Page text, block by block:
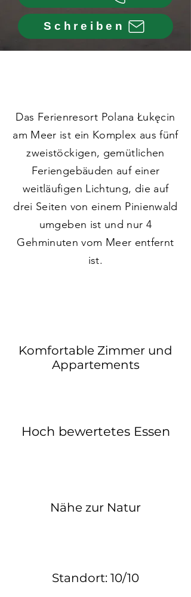
Schreiben
Das Ferienresort Polana Łukęcin
am Meer ist ein Komplex aus fünf
zweistöckigen, gemütlichen
Feriengebäuden auf einer
weitläufigen Lichtung, die auf
drei Seiten von einem Pinienwald
umgeben ist und nur 4
Gehminuten vom Meer entfernt
ist.
Komfortable Zimmer und
Appartements
Hoch bewertetes Essen
Nähe zur Natur
Standort: 10/10